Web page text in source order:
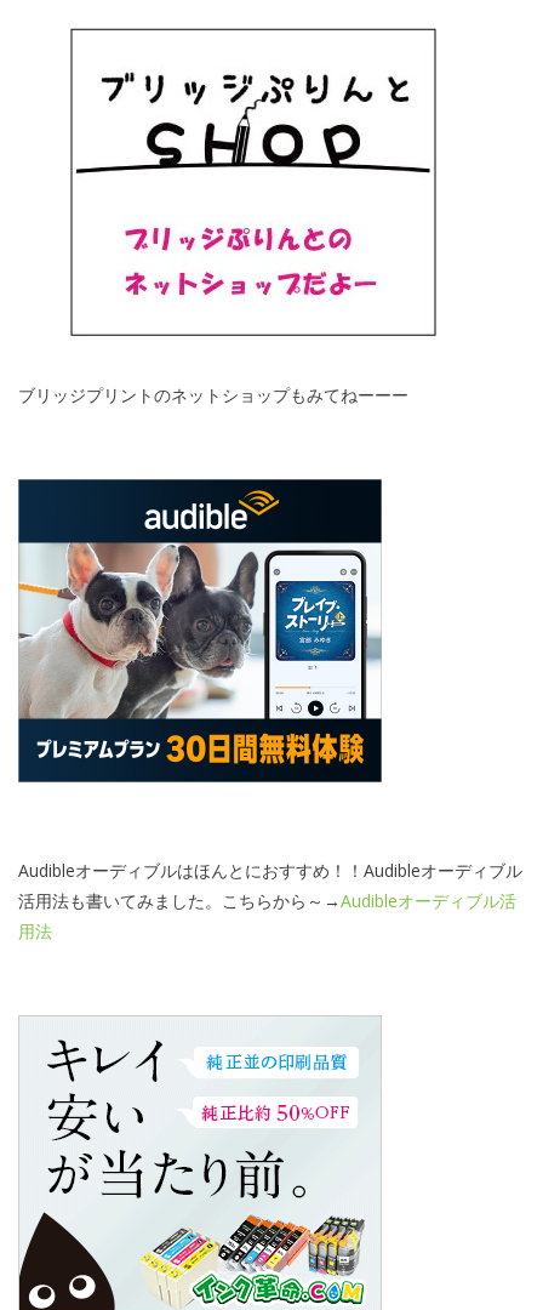
ブリッジプリントのネットショップもみてねーーー
Audibleオーディブルはほんとにおすすめ！！Audibleオーディブル
活用法も書いてみました。こちらから～→Audibleオーディブル活
用法